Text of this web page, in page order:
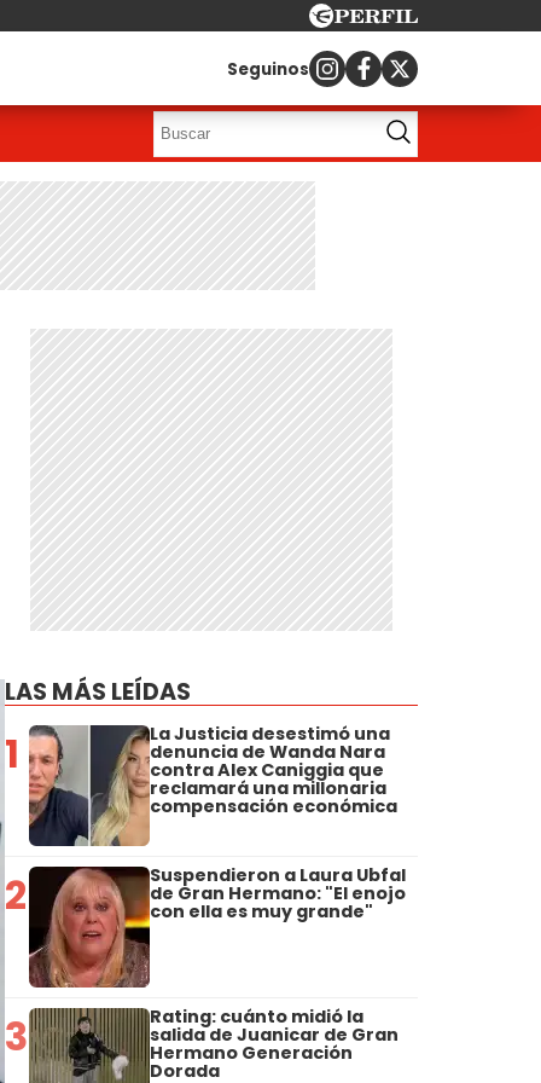
Seguinos
LAS MÁS LEÍDAS
1 La Justicia desestimó una
denuncia de Wanda Nara
contra Alex Caniggia que
reclamará una millonaria
compensación económica
2 Suspendieron a Laura Ubfal
de Gran Hermano: "El enojo
con ella es muy grande"
3 Rating: cuánto midió la
salida de Juanicar de Gran
Hermano Generación
Dorada